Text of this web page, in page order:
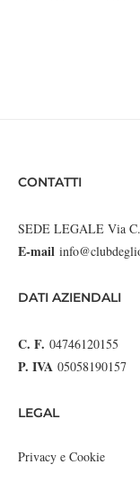
CONTATTI
SEDE LEGALE Via
E-mail
DATI AZIENDALI
C. F. 04746120155
P. IVA 05058190157
LEGAL
Privacy e Cookie